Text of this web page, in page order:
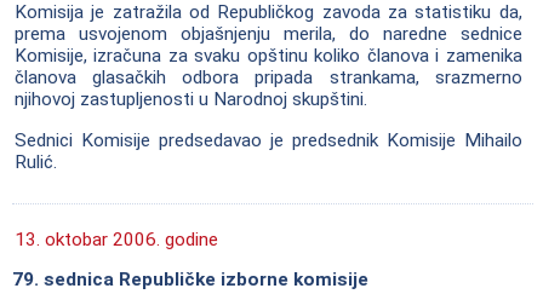
Komisija je zatražila od Republičkog zavoda za statistiku da,
prema usvojenom objašnjenju merila, do naredne sednice
Komisije, izračuna za svaku opštinu koliko članova i zamenika
članova glasačkih odbora pripada strankama, srazmerno
njihovoj zastupljenosti u Narodnoj skupštini.
Sednici Komisije predsedavao je predsednik Komisije Mihailo
Rulić.
13. oktobar 2006. godine
79. sednica Republičke izborne komisije